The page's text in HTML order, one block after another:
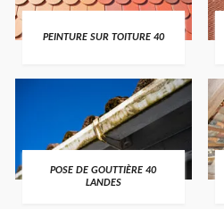
PEINTURE SUR TOITURE 40
POSE DE GOUTTIÈRE 40
LANDES